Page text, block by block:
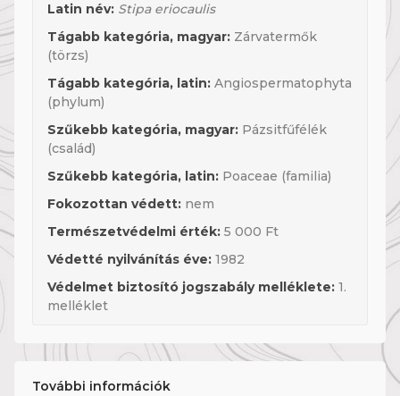
Latin név: Stipa eriocaulis
Tágabb kategória, magyar: Zárvatermők
(törzs)
Tágabb kategória, latin: Angiospermatophyta
(phylum)
Szűkebb kategória, magyar: Pázsitfűfélék
(család)
Szűkebb kategória, latin: Poaceae (familia)
Fokozottan védett: nem
Természetvédelmi érték: 5 000 Ft
Védetté nyilvánítás éve: 1982
Védelmet biztosító jogszabály melléklete: 1.
melléklet
További információk